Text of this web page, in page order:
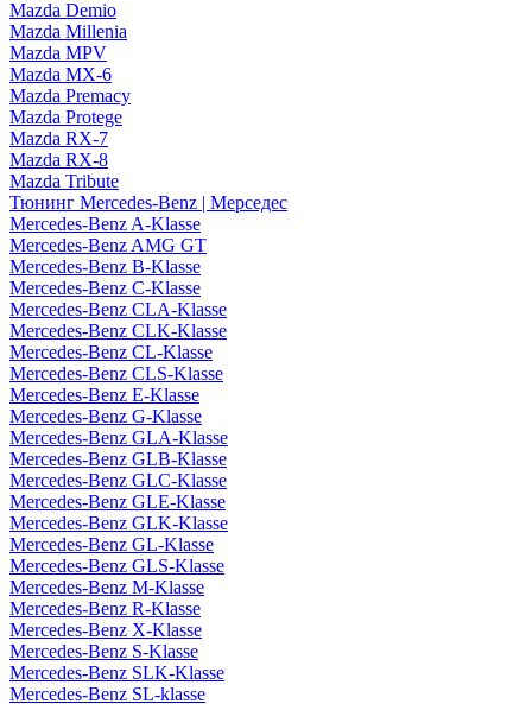
Mazda Demio
Mazda Millenia
Mazda MPV
Mazda MX-6
Mazda Premacy
Mazda Protege
Mazda RX-7
Mazda RX-8
Mazda Tribute
Тюнинг Mercedes-Benz | Мерседес
Mercedes-Benz A-Klasse
Mercedes-Benz AMG GT
Mercedes-Benz B-Klasse
Mercedes-Benz C-Klasse
Mercedes-Benz CLA-Klasse
Mercedes-Benz CLK-Klasse
Mercedes-Benz CL-Klasse
Mercedes-Benz CLS-Klasse
Mercedes-Benz E-Klasse
Mercedes-Benz G-Klasse
Mercedes-Benz GLA-Klasse
Mercedes-Benz GLB-Klasse
Mercedes-Benz GLC-Klasse
Mercedes-Benz GLE-Klasse
Mercedes-Benz GLK-Klasse
Mercedes-Benz GL-Klasse
Mercedes-Benz GLS-Klasse
Mercedes-Benz M-Klasse
Mercedes-Benz R-Klasse
Mercedes-Benz X-Klasse
Mercedes-Benz S-Klasse
Mercedes-Benz SLK-Klasse
Mercedes-Benz SL-klasse